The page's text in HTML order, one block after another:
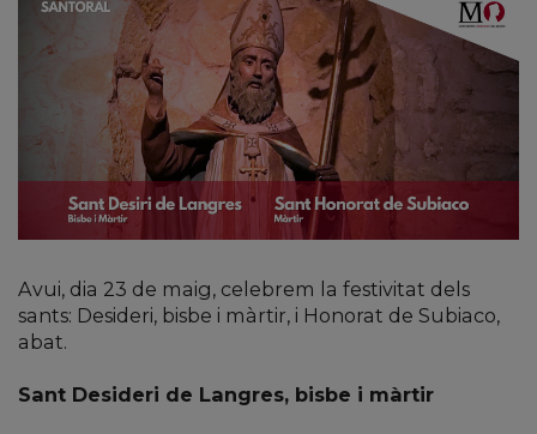
Avui, dia 23 de maig, celebrem la festivitat dels
sants: Desideri, bisbe i màrtir, i Honorat de Subiaco,
abat.
Sant Desideri de Langres, bisbe i màrtir